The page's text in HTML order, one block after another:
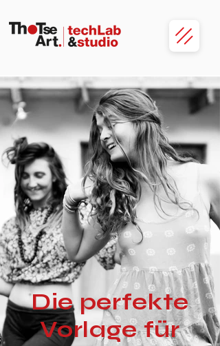
Die perfekte
Vorlage für